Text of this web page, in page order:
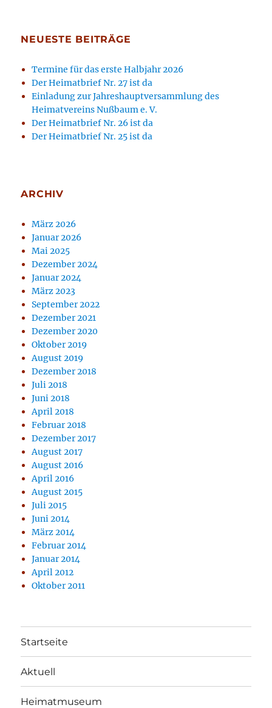
NEUESTE BEITRÄGE
Termine für das erste Halbjahr 2026
Der Heimatbrief Nr. 27 ist da
Einladung zur Jahreshauptversammlung des
Heimatvereins Nußbaum e. V.
Der Heimatbrief Nr. 26 ist da
Der Heimatbrief Nr. 25 ist da
ARCHIV
März 2026
Januar 2026
Mai 2025
Dezember 2024
Januar 2024
März 2023
September 2022
Dezember 2021
Dezember 2020
Oktober 2019
August 2019
Dezember 2018
Juli 2018
Juni 2018
April 2018
Februar 2018
Dezember 2017
August 2017
August 2016
April 2016
August 2015
Juli 2015
Juni 2014
März 2014
Februar 2014
Januar 2014
April 2012
Oktober 2011
Startseite
Aktuell
Heimatmuseum